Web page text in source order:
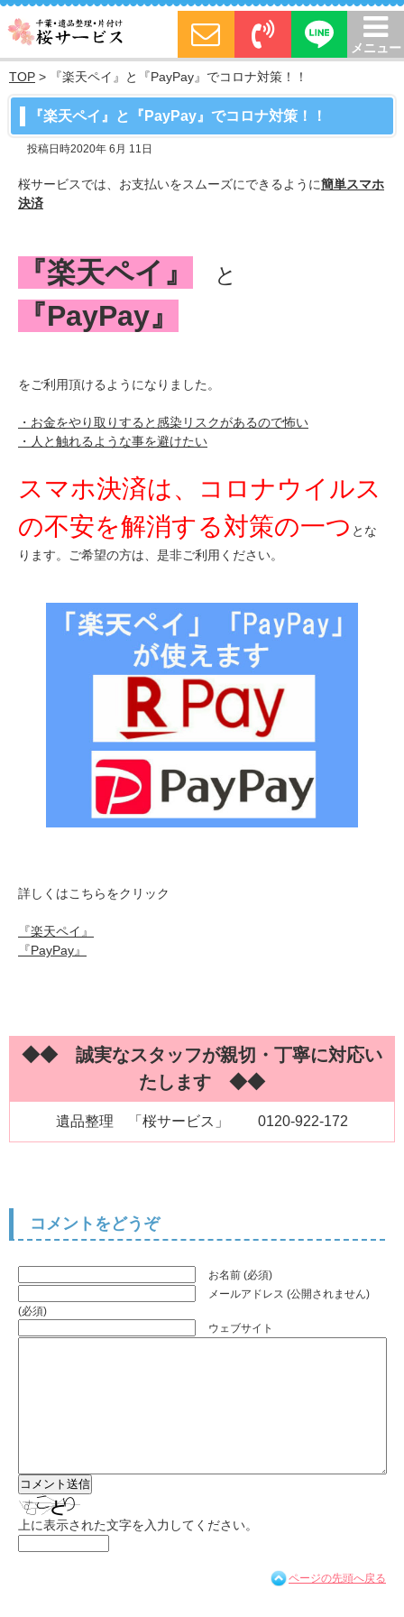
メニュー
TOP > 『楽天ペイ』と『PayPay』でコロナ対策！！
『楽天ペイ』と『PayPay』でコロナ対策！！
投稿日時2020年 6月 11日
桜サービスでは、お支払いをスムーズにできるように簡単スマホ
決済
『楽天ペイ』 と
『PayPay』
をご利用頂けるようになりました。
・お金をやり取りすると感染リスクがあるので怖い
・人と触れるような事を避けたい
スマホ決済は、
コロナウイルス
の不安を解消する対策の一つ とな
ります。
ご希望の方は、是非ご利用ください。
詳しくはこちらをクリック
『楽天ペイ』
『PayPay』
◆◆ 誠実なスタッフが親切・丁寧に対応い
たします ◆◆
遺品整理 「桜サービス」 0120-922-172
コメントをどうぞ
お名前 (必須)
メールアドレス (公開されません)
(必須)
ウェブサイト
上に表示された文字を入力してください。
ページの先頭へ戻る